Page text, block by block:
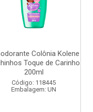
Colônia Kolene
Toque de Carinho
200ml
Código: 118445
Embalagem: UN